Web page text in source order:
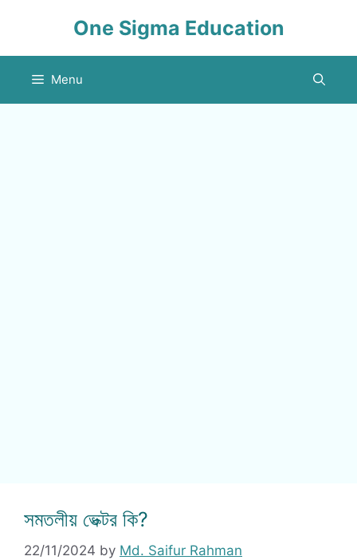
One Sigma Education
Menu
সমতলীয় ভেক্টর কি?
22/11/2024 by Md. Saifur Rahman